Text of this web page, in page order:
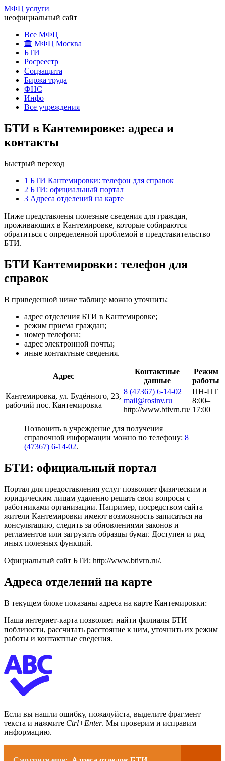
МФЦ услуги
неофициальный сайт
Все МФЦ
МФЦ Москва
БТИ
Росреестр
Соцзащита
Биржа труда
ФНС
Инфо
Все учреждения
БТИ в Кантемировке: адреса и
контакты
Быстрый переход
1 БТИ Кантемировки: телефон для справок
2 БТИ: официальный портал
3 Адреса отделений на карте
Ниже представлены полезные сведения для граждан,
проживающих в Кантемировке, которые собираются
обратиться с определенной проблемой в представительство
БТИ.
БТИ Кантемировки: телефон для
справок
В приведенной ниже таблице можно уточнить:
адрес отделения БТИ в Кантемировке;
режим приема граждан;
номер телефона;
адрес электронной почты;
иные контактные сведения.
Адрес
Контактные
данные
Режим
работы
Кантемировка, ул. Будённого, 23,
рабочий пос. Кантемировка
8 (47367) 6-14-02
mail@rosinv.ru
http://www.btivrn.ru/
ПН-ПТ
8:00–
17:00
Позвонить в учреждение для получения
справочной информации можно по телефону: 8
(47367) 6-14-02.
БТИ: официальный портал
Портал для предоставления услуг позволяет физическим и
юридическим лицам удаленно решать свои вопросы с
работниками организации. Например, посредством сайта
жители Кантемировки имеют возможность записаться на
консультацию, следить за обновлениями законов и
регламентов или загрузить образцы бумаг. Доступен и ряд
иных полезных функций.
Официальный сайт БТИ: http://www.btivrn.ru/.
Адреса отделений на карте
В текущем блоке показаны адреса на карте Кантемировки:
Наша интернет-карта позволяет найти филиалы БТИ
поблизости, рассчитать расстояние к ним, уточнить их режим
работы и контактные сведения.
Если вы нашли ошибку, пожалуйста, выделите фрагмент
текста и нажмите Ctrl+Enter. Мы проверим и исправим
информацию.